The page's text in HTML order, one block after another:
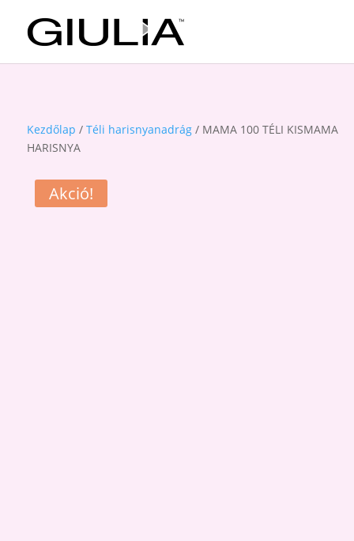
Kezdőlap / Téli harisnyanadrág/ MAMA 100 TÉLI KISMAMA
HARISNYA
Akció!